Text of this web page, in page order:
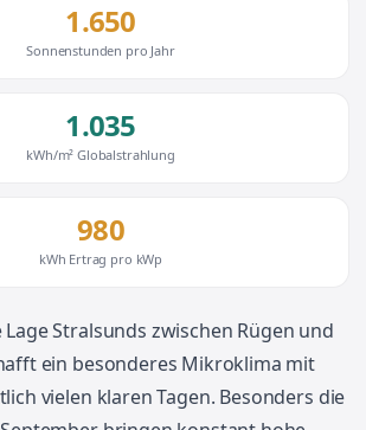
1.650
Sonnenstunden pro Jahr
1.035
kWh/m² Globalstrahlung
980
kWh Ertrag pro kWp
Stralsunds zwischen Rügen und
ein besonderes Mikroklima mit
vielen klaren Tagen. Besonders die